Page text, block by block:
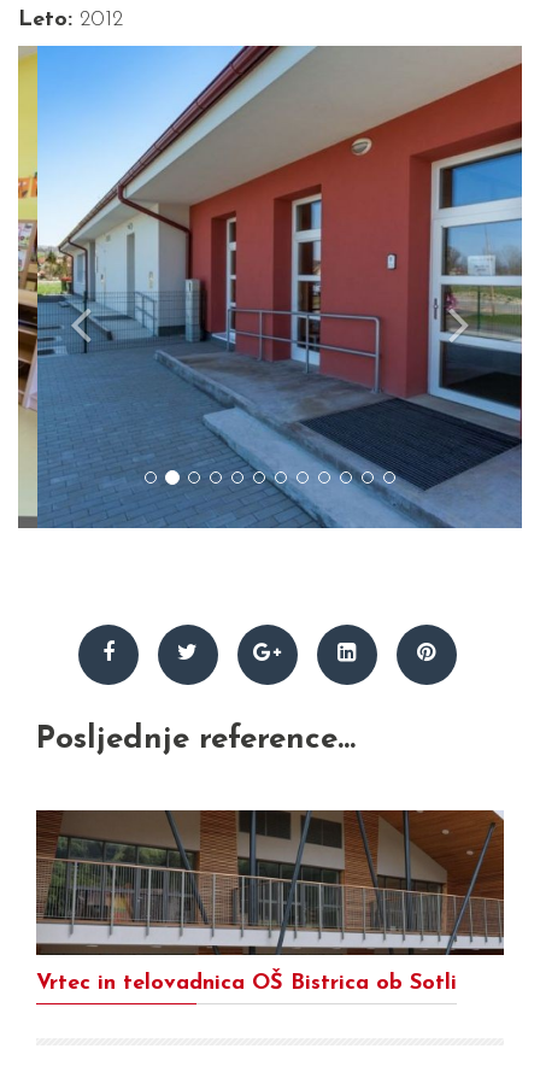
Leto: 2012
Next
Posljednje reference...
Vrtec in telovadnica OŠ Bistrica ob Sotli